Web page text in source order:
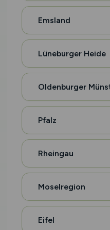
Emsland
Lüneburger Heide
Oldenburger
Pfalz
Rheingau
Moselregion
Eifel